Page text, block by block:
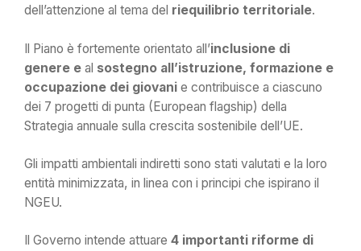
dell’attenzione al tema del riequilibrio territoriale.
Il Piano è fortemente orientato all’inclusione di
genere e al sostegno all’istruzione, formazione e
occupazione dei giovani e contribuisce a ciascuno
dei 7 progetti di punta (European flagship) della
Strategia annuale sulla crescita sostenibile dell’UE.
Gli impatti ambientali indiretti sono stati valutati e la loro
entità minimizzata, in linea con i principi che ispirano il
NGEU.
Il Governo intende attuare 4 importanti riforme di